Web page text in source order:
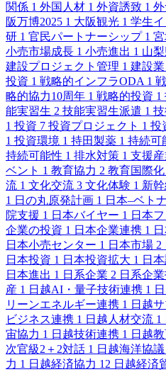
関係 1 外国人材 1 外資誘致 1
阪万博2025 1 大阪観光 1 学生
研 1 官民パートナーシップ 1
小売市場成長 1 小売進出 1 山
建設プロジェクト管理 1 建設業
投資 1 戦略的インフラODA 1
略的協力10周年 1 戦略的投資 1
能実習生 2 技能実習生派遣 1
1 投資 7 投資プロジェクト 1 投
1 投資環境 1 持田製薬 1 持続可
持続可能性 1 排水対策 1 支援
ベント 1 教育協力 2 教育国際化
流 1 文化交流 3 文化体験 1 新
1 日の丸原発計画 1 日本–ベト
院支援 1 日本バイヤー 1 日本
企業の投資 1 日本企業連携 1
日本小売センター 1 日本市場 2
日本投資 1 日本投資拡大 1 日
日本進出 1 日系企業 2 日系企
産 1 日越AI・量子技術連携 1
リーンエネルギー連携 1 日越
ビジネス連携 1 日越人材交流 1
宙協力 1 日越技術連携 1 日越
次官級2＋2対話 1 日越海洋協議
力 1 日越経済協力 12 日越経済